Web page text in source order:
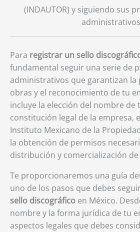
(INDAUTOR) y siguiendo sus
Para registrar un sello
fundamental seguir una serie de
administrativos que garantizan la
obras y el reconocimiento de tu
incluye la elección del nombre de
constitución legal de la empresa,
Instituto Mexicano de la
la obtención de permisos
distribución y comercialización de
Te proporcionaremos una guía
uno de los pasos que debes
sello discográfico en México.
nombre y la forma jurídica de tu
aspectos legales que debes